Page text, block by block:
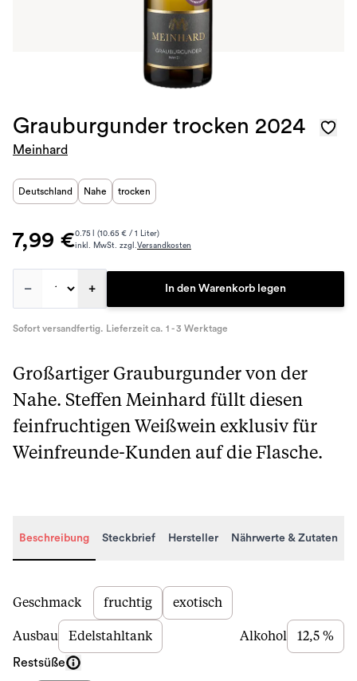
Grauburgunder trocken 2024
Meinhard
Deutschland Nahe trocken
7,99 €0.75 l (10.65 € / 1 Liter)
inkl. MwSt. zzgl.Versandkosten
– + In den Warenkorb legen
Sofort versandfertig. Lieferzeit ca. 1 - 3 Werktage
Großartiger Grauburgunder von der
Nahe. Steffen Meinhard füllt diesen
feinfruchtigen Weißwein exklusiv für
Weinfreunde-Kunden auf die Flasche.
Beschreibung Steckbrief Hersteller Nährwerte & Zutaten
Beschreibung
Geschmack fruchtig exotisch
Ausbau Edelstahltank Alkohol 12,5 %
Restsüße